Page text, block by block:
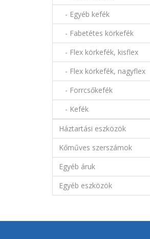
- Egyéb kefék
- Fabetétes körkefék
- Flex körkefék, kisflex
- Flex körkefék, nagyflex
- Forrcsőkefék
- Kefék
Háztartási eszközök
Kőműves szerszámok
Egyéb áruk
Egyéb eszközök